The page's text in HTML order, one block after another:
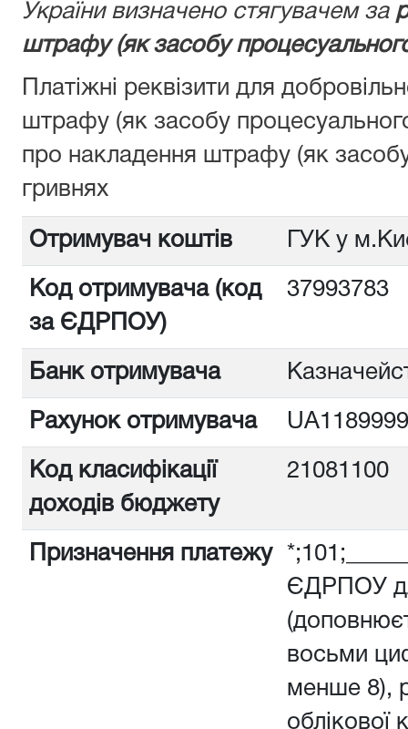
України визначено стягувачем за
штрафу (як засобу
Платіжні реквізити для
штрафу (як засобу
про накладення штрафу (як
гривнях
Отримувач коштів ГУК у
Код отримувача (код
за ЄДРПОУ)
Банк отримувача
Рахунок отримувача
Код класифікації
доходів бюджету
21081100
Призначення платежу
ЄДРПОУ
восьми
менше 8),
облікової